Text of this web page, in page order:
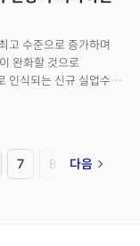
고 수준으로 증가하며
완화할 것으로
인식되는 신규 실업수당
건을 큰 폭으로
스탠리의 E-트레이드
지 아니면 지속적인
7 8 다음